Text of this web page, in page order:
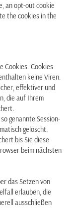
an opt-out cookie
the cookies in the
Cookies. Cookies
keine Viren.
effektiver und
die auf Ihrem
genannte Session-
gelöscht.
bis Sie diese
beim nächsten
das Setzen von
erlauben, die
ausschließen